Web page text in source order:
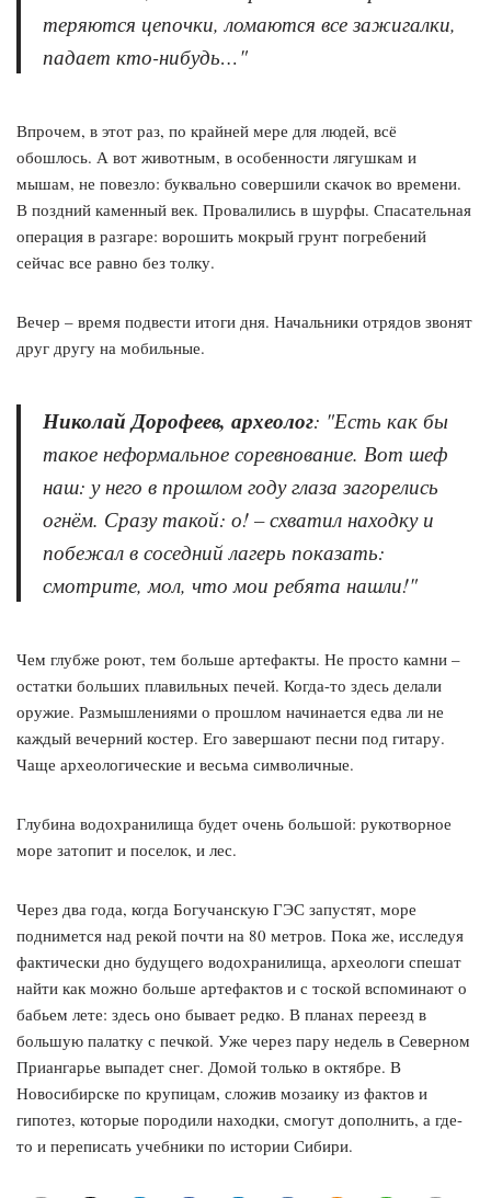
теряются цепочки, ломаются все зажигалки,
падает кто-нибудь…"
Впрочем, в этот раз, по крайней мере для людей, всё
обошлось. А вот животным, в особенности лягушкам и
мышам, не повезло: буквально совершили скачок во времени.
В поздний каменный век. Провалились в шурфы. Спасательная
операция в разгаре: ворошить мокрый грунт погребений
сейчас все равно без толку.
Вечер – время подвести итоги дня. Начальники отрядов звонят
друг другу на мобильные.
Николай Дорофеев, археолог: "Есть как бы
такое неформальное соревнование. Вот шеф
наш: у него в прошлом году глаза загорелись
огнём. Сразу такой: о! – схватил находку и
побежал в соседний лагерь показать:
смотрите, мол, что мои ребята нашли!"
Чем глубже роют, тем больше артефакты. Не просто камни –
остатки больших плавильных печей. Когда-то здесь делали
оружие. Размышлениями о прошлом начинается едва ли не
каждый вечерний костер. Его завершают песни под гитару.
Чаще археологические и весьма символичные.
Глубина водохранилища будет очень большой: рукотворное
море затопит и поселок, и лес.
Через два года, когда Богучанскую ГЭС запустят, море
поднимется над рекой почти на 80 метров. Пока же, исследуя
фактически дно будущего водохранилища, археологи спешат
найти как можно больше артефактов и с тоской вспоминают о
бабьем лете: здесь оно бывает редко. В планах переезд в
большую палатку с печкой. Уже через пару недель в Северном
Приангарье выпадет снег. Домой только в октябре. В
Новосибирске по крупицам, сложив мозаику из фактов и
гипотез, которые породили находки, смогут дополнить, а где-
то и переписать учебники по истории Сибири.